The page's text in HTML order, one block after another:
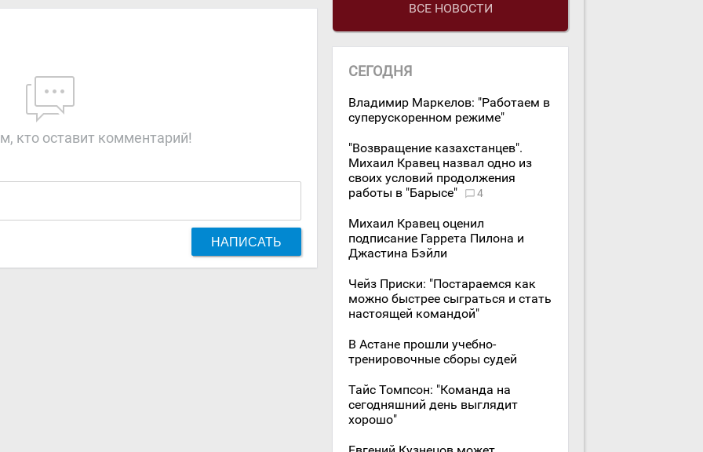
кто оставит комментарий!
НАПИСАТЬ
ВСЕ НОВОСТИ
СЕГОДНЯ
Владимир Маркелов: "Работаем в
суперускоренном режиме"
"Возвращение казахстанцев".
Михаил Кравец назвал одно из
своих условий продолжения
работы в "Барысе"
4
Михаил Кравец оценил
подписание Гаррета Пилона и
Джастина Бэйли
Чейз Приски: "Постараемся как
можно быстрее сыграться и стать
настоящей командой"
В Астане прошли учебно-
тренировочные сборы судей
Тайс Томпсон: "Команда на
сегодняшний день выглядит
хорошо"